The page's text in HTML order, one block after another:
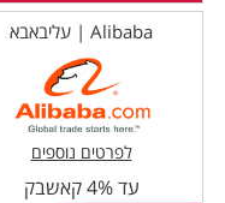
Alibaba | עליבאבא
לפרטים נוספים
עד 4% קאשבק